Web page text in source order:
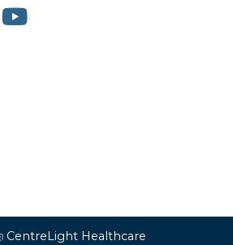
CentreLight Healthcare